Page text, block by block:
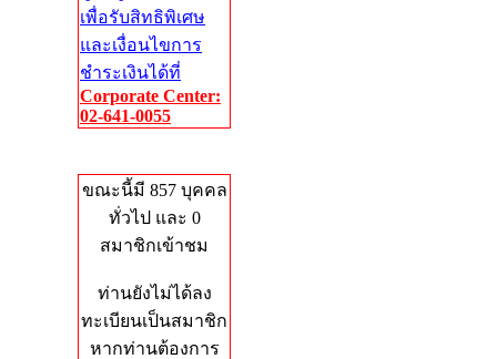
เพื่อรับสิทธิพิเศษ
และเงื่อนไขการ
ชำระเงินได้ที่
Corporate Center:
02-641-0055
ขณะนี้มี 857 บุคคล
ทั่วไป และ 0
สมาชิกเข้าชม
ท่านยังไม่ได้ลง
ทะเบียนเป็นสมาชิก
หากท่านต้องการ